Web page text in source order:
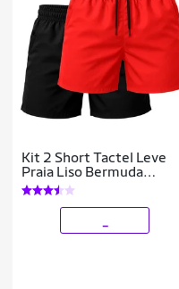
Kit 2 Short Tactel Leve
Praia Liso Bermuda
Masculina